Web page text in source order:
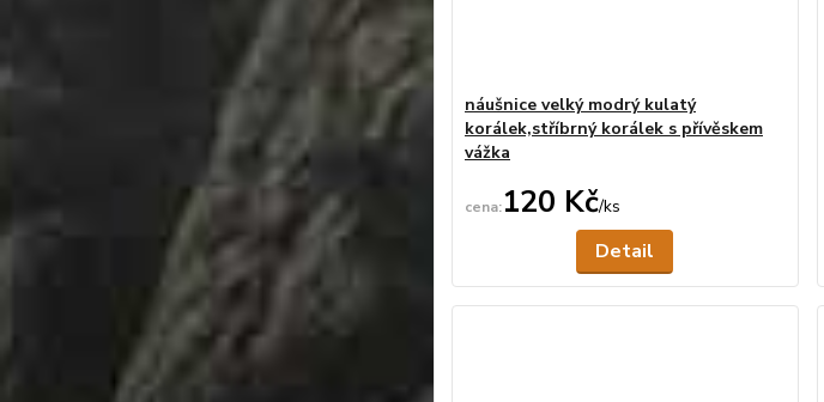
náušnice velký modrý kulatý
korálek,stříbrný korálek s přívěskem
vážka
120 Kč/ks
Detail